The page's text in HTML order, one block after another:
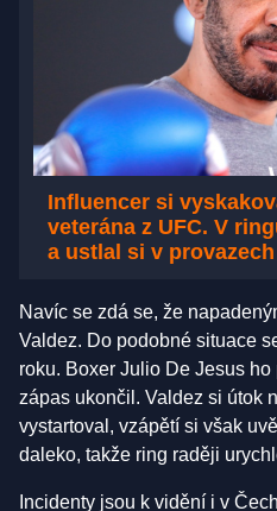
Influencer si
veterána z UFC. V
a ustlal si v provazech
Navíc se zdá se, že
Valdez. Do podobné situace
roku. Boxer Julio De Jesus
zápas ukončil. Valdez si útok
vystartoval, vzápětí si však
daleko, takže ring raději
Incidenty jsou k vidění i v